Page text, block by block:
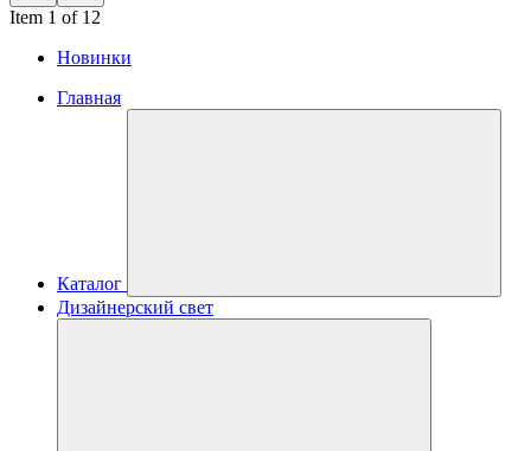
Item 1 of 12
Новинки
Главная
Каталог
Дизайнерский свет